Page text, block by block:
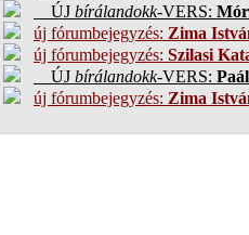
ÚJ bírálandokk-VERS:
új fórumbejegyzés: Zima
új fórumbejegyzés: Szilasi
ÚJ bírálandokk-VERS:
új fórumbejegyzés: Zima